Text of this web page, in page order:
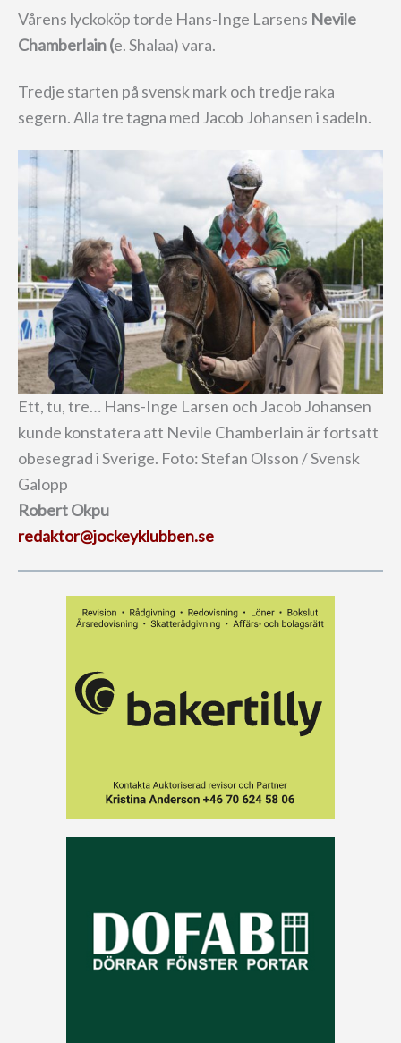
Vårens lyckoköp torde Hans-Inge Larsens Nevile
Chamberlain (e. Shalaa) vara.
Tredje starten på svensk mark och tredje raka
segern. Alla tre tagna med Jacob Johansen i sadeln.
Ett, tu, tre… Hans-Inge Larsen och Jacob Johansen
kunde konstatera att Nevile Chamberlain är fortsatt
obesegrad i Sverige. Foto: Stefan Olsson / Svensk
Galopp
Robert Okpu
redaktor@jockeyklubben.se